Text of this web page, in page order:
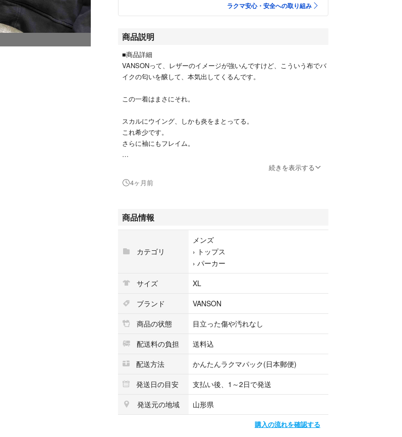
ラクマ安心・安全への取り組み
商品説明
■商品詳細
VANSONって、レザーのイメージが強いんですけど、こういう布でバ
イクの匂いを醸して、本気出してくるんです。
この一着はまさにそれ。
スカルにウイング、しかも炎をまとってる。
これ希少です。
さらに袖にもフレイム。
もう説明いらないくらい、バイカーの美学がそのまま乗ってる。
でも面白いのは、これパーカーなんですよ。
気負わず着れるのに、背中の説得力はレザー級。
バイク乗らなくても成立するし、
街で着ても“なんか違う奴いるな”って空気出せる。
黒ベースだから合わせは自由。
デニムでもカーゴでもいいし、むしろラフに着た方が、このアイテム
は活きる。
ガチになりすぎないバイカー。
でも芯はちゃんとある。
そういう人にハマる一着です。
続きを表示する
4ヶ月前
商品情報
カテゴリ
メンズ
› トップス
› パーカー
サイズ
XL
ブランド
VANSON
商品の状態
目立った傷や汚れなし
配送料の負担
送料込
配送方法
かんたんラクマパック(日本郵便)
発送日の目安
支払い後、1～2日で発送
発送元の地域
山形県
購入の流れを確認する